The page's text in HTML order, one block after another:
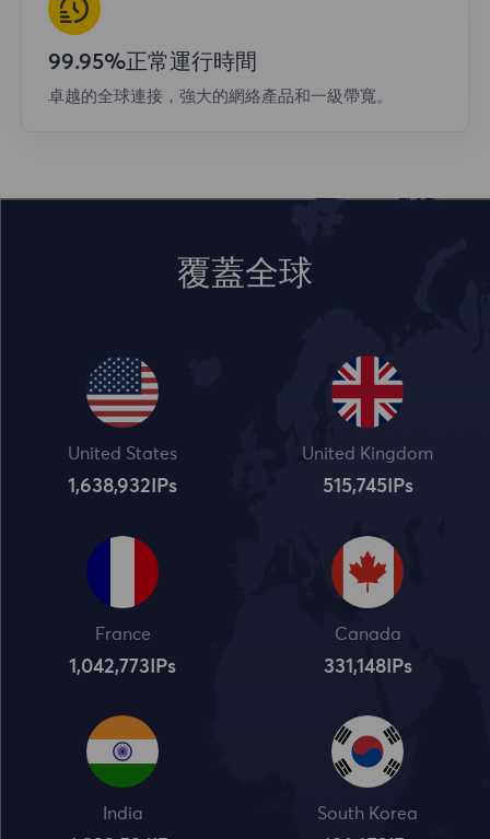
99.95%正常運行時間
卓越的全球連接，強大的網絡產品和一級帶寬。
覆蓋全球
United States
1,638,932 IPs
United Kingdom
515,745IPs
France
1,042,773 IPs
Canada
331,148IPs
India South Korea